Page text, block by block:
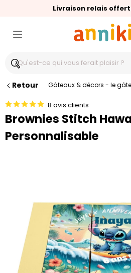
Livraison relais
🥇Palmarès Capital
⭐⭐⭐⭐⭐4,6/5(24 000
Retour Gâteaux & décors - le
8 avis clients
Brownies Stitch
Personnalisable